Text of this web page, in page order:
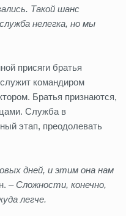
Такой шанс
нелегка, но мы
присяги братья
командиром
Братья признаются,
Служба в
этап, преодолевать
дней, и этим она нам
–Сложности, конечно,
легче.